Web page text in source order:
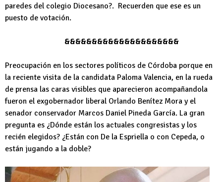
paredes del colegio Diocesano?. Recuerden que ese es un
puesto de votación.
&&&&&&&&&&&&&&&&&&&&&
Preocupación en los sectores políticos de Córdoba porque en
la reciente visita de la candidata Paloma Valencia, en la rueda
de prensa las caras visibles que aparecieron acompañandola
fueron el exgobernador liberal Orlando Benítez Mora y el
senador conservador Marcos Daniel Pineda García. La gran
pregunta es ¿Dónde están los actuales congresistas y los
recién elegidos? ¿Están con De la Espriella o con Cepeda, o
están jugando a la doble?